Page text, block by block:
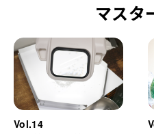
技術情報
IR情報
サステナビリティ
マスタ
Vol.14